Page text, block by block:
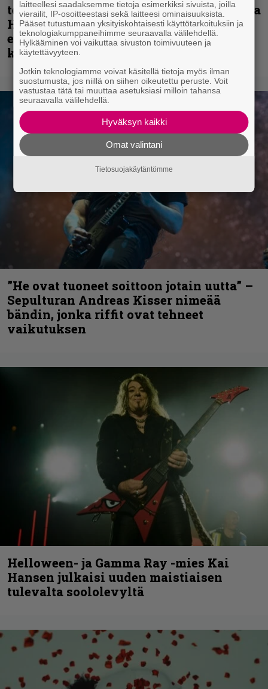
te haluatte jonkun nulikan yrittävän olla
Hetfield?” – Pepper Keenan muisteli
ensimmäistä koesoittoaan hevijätin
kanssa
”He ovat tuoneet soittoon jotain uutta” –
Sepulturan Andreas Kisser nimeää
bändin, jonka riffit ovat tehneet
vaikutuksen
Helloween- ja Gamma Ray -mies Kai
Hansen julkaisi uuden maistiaisen
tulevalta soololevyltä
laitteellesi saadaksemme tietoja esimerkiksi sivuista, joilla
vierailit, IP-osoitteestasi sekä laitteesi ominaisuuksista.
Pääset tutustumaan yksityiskohtaisesti käyttötarkoituksiin ja
teknologiakumppaneihimme seuraavalla välilehdellä.
Hylkääminen voi vaikuttaa sivuston toimivuuteen ja
käytettävyyteen.
Jotkin teknologiamme voivat käsitellä tietoja myös ilman
suostumusta, jos niillä on siihen oikeutettu peruste. Voit
vastustaa tätä tai muuttaa asetuksiasi milloin tahansa
seuraavalla välilehdellä.
Hyväksyn kaikki
Omat valintani
Tietosuojakäytäntömme